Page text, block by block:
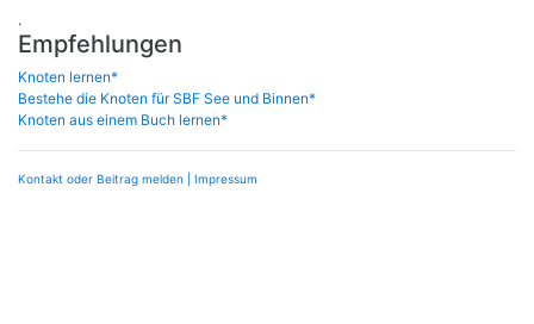
.
Empfehlungen
Knoten lernen*
Bestehe die Knoten für SBF See und Binnen*
Knoten aus einem Buch lernen*
Kontakt oder Beitrag melden | Impressum